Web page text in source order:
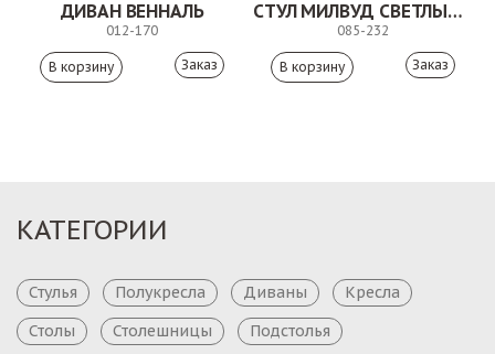
ДИВАН ВЕННАЛЬ
012-170
Заказ
СТУЛ МИЛВУД СВЕТЛЫЙ ШЕЛК
085-232
Заказ
КАТЕГОРИИ
Стулья Полукресла Диваны
Кресла
Столы
Столешницы
Подстолья